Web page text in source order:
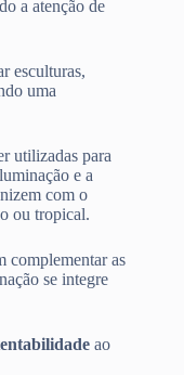
a atenção de
esculturas,
uma
utilizadas para
e a
com o
ou tropical.
complementar as
se integre
ao